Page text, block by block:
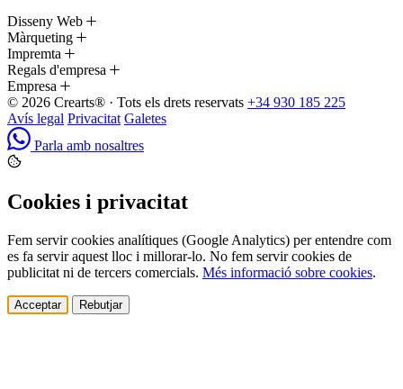
Disseny Web
Màrqueting
Impremta
Regals d'empresa
Empresa
© 2026 Crearts® · Tots els drets reservats +34 930 185 225
Avís legal Privacitat Galetes
Parla amb nosaltres
Cookies i privacitat
Fem servir cookies analítiques (Google Analytics) per entendre com
es fa servir aquest lloc i millorar-lo. No fem servir cookies de
publicitat ni de tercers comercials. Més informació sobre cookies.
Acceptar Rebutjar